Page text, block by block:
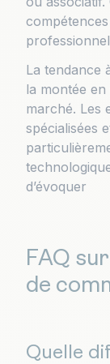
La tendance
la montée
marché. Les
spécialisées
d’évoquer
FAQ
de
Quelle